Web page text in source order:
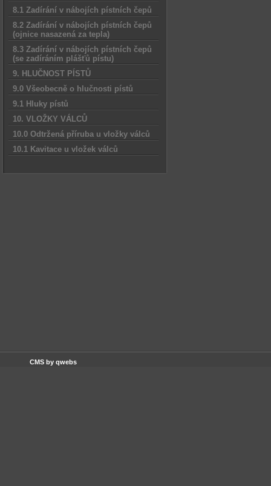
8.1 Zadírání v nábojích pístních čepů
8.2 Zadírání v nábojích pístních čepů
(ojnice nasazená za tepla)
8.3 Zadírání v nábojích pístních čepů
(se zadíráním plášťů pístu)
9. HLUČNOST PÍSTŮ
9.0 Všeobecně o hlučnosti pístů
9.1 Hluky pístů
10. VLOŽKY VÁLCŮ
10.0 Odtržená příruba u vložky válců
10.1 Kavitace u vložek válců
CMS by qwebs